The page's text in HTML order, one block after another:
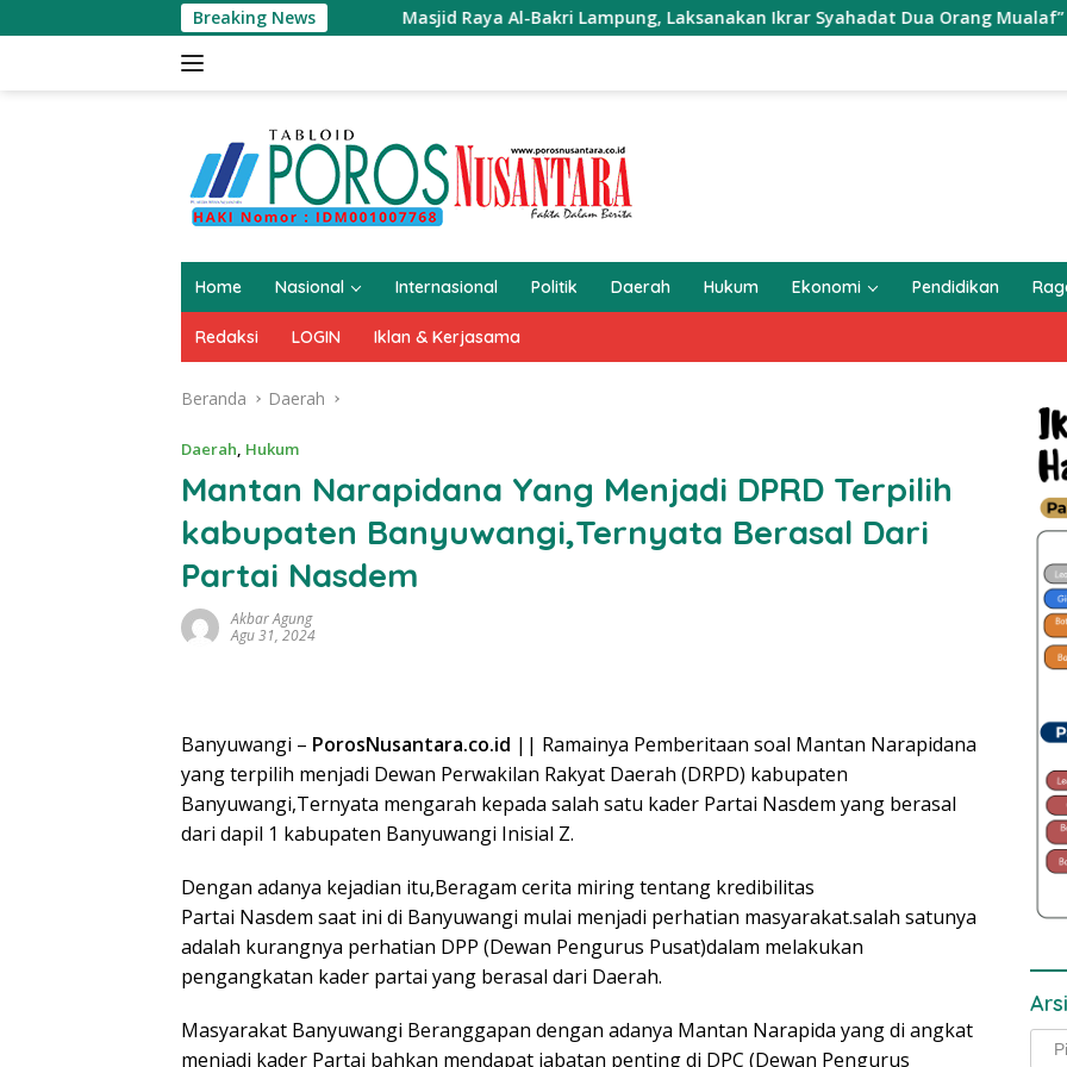
ke
Breaking News Masjid Raya Al-Bakri Lampung, Laksanakan Ikrar Syahadat Dua Orang Mualaf”
Home Nasional Internasional Politik Daerah Hukum Ekonomi Pendidikan
Redaksi LOGIN Iklan & Kerjasama
Beranda Daerah
Daerah, Hukum
Mantan Narapidana Yang Menjadi DPRD Terpilih
kabupaten Banyuwangi,Ternyata Berasal Dari
Partai Nasdem
Akbar Agung
Agu 31, 2024
Banyuwangi – PorosNusantara.co.id || Ramainya Pemberitaan soal Mantan Narapidana
yang terpilih menjadi Dewan Perwakilan Rakyat Daerah (DRPD) kabupaten
Banyuwangi,Ternyata mengarah kepada salah satu kader Partai Nasdem yang berasal
dari dapil 1 kabupaten Banyuwangi Inisial Z.
Dengan adanya kejadian itu,Beragam cerita miring tentang kredibilitas
Partai Nasdem saat ini di Banyuwangi mulai menjadi perhatian masyarakat.salah satunya
adalah kurangnya perhatian DPP (Dewan Pengurus Pusat)dalam melakukan
pengangkatan kader partai yang berasal dari Daerah.
Masyarakat Banyuwangi Beranggapan dengan adanya Mantan Narapida yang di angkat
menjadi kader Partai bahkan mendapat jabatan penting di DPC (Dewan Pengurus
Arsip